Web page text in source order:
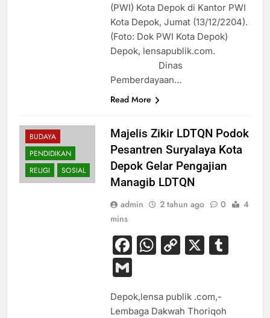
(PWI) Kota Depok di Kantor PWI
Kota Depok, Jumat (13/12/2204).
(Foto: Dok PWI Kota Depok)
Depok, lensapublik.com.
Dinas
Pemberdayaan…
Read More
BUDAYA
PENDIDIKAN
RELIGI
SOSIAL
Majelis Zikir LDTQN Podok
Pesantren Suryalaya Kota
Depok Gelar Pengajian
Managib LDTQN
admin 2 tahun ago 0
4
mins
Facebook
WhatsApp
Copy
X
Gmail
Depok,lensa publik .com,-
Lembaga Dakwah Thoriqoh